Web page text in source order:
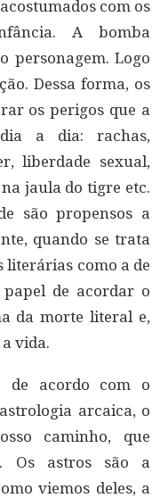
com os
A bomba
personagem. Logo
Dessa forma, os
os perigos que a
a dia: rachas,
liberdade sexual,
jaula do tigre etc.
são propensos a
quando se trata
literárias como a de
de acordar o
da morte literal e,
vida.
de acordo com o
arcaica, o
caminho, que
Os astros são a
viemos deles, a